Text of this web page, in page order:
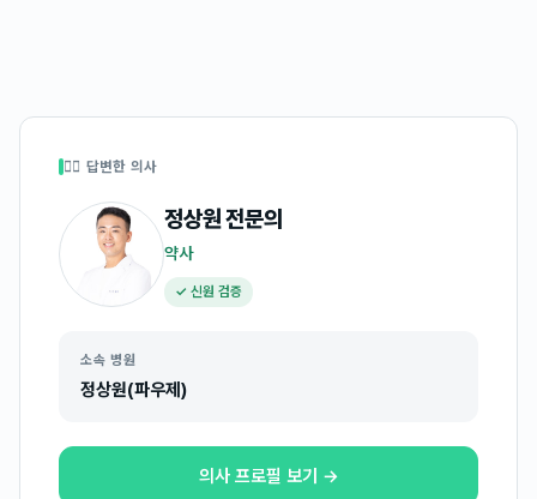
👩‍⚕️ 답변한 의사
정상원전문의
약사
✓ 신원 검증
소속 병원
정상원(파우제)
의사 프로필 보기 →